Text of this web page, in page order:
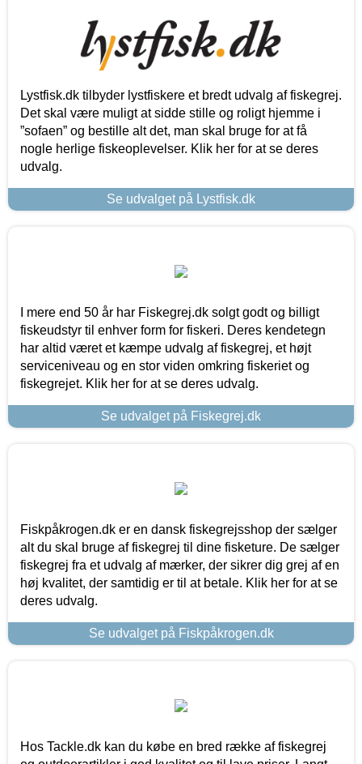
Lystfisk.dk tilbyder lystfiskere et bredt udvalg af fiskegrej.
Det skal være muligt at sidde stille og roligt hjemme i
”sofaen” og bestille alt det, man skal bruge for at få
nogle herlige fiskeoplevelser. Klik her for at se deres
udvalg.
Se udvalget på Lystfisk.dk
I mere end 50 år har Fiskegrej.dk solgt godt og billigt
fiskeudstyr til enhver form for fiskeri. Deres kendetegn
har altid været et kæmpe udvalg af fiskegrej, et højt
serviceniveau og en stor viden omkring fiskeriet og
fiskegrejet. Klik her for at se deres udvalg.
Se udvalget på Fiskegrej.dk
Fiskpåkrogen.dk er en dansk fiskegrejsshop der sælger
alt du skal bruge af fiskegrej til dine fisketure. De sælger
fiskegrej fra et udvalg af mærker, der sikrer dig grej af en
høj kvalitet, der samtidig er til at betale. Klik her for at se
deres udvalg.
Se udvalget på Fiskpåkrogen.dk
Hos Tackle.dk kan du købe en bred række af fiskegrej